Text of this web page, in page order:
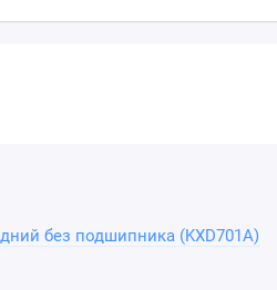
без подшипника (KXD701A)